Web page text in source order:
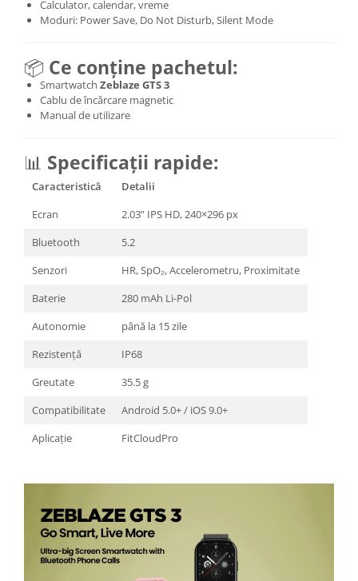
Calculator, calendar, vreme
Moduri: Power Save, Do Not Disturb, Silent Mode
📦 Ce conține pachetul:
Smartwatch Zeblaze GTS 3
Cablu de încărcare magnetic
Manual de utilizare
📊 Specificații rapide:
Caracteristică
Detalii
Ecran
2.03” IPS HD, 240×296 px
Bluetooth
5.2
Senzori
HR, SpO₂, Accelerometru, Proximitate
Baterie
280 mAh Li-Pol
Autonomie
până la 15 zile
Rezistență
IP68
Greutate
35.5 g
Compatibilitate
Android 5.0+ / iOS 9.0+
Aplicație
FitCloudPro